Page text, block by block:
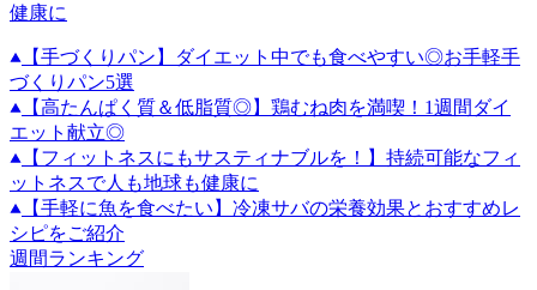
健康に
【手づくりパン】ダイエット中でも食べやすい◎お手軽手
づくりパン5選
【高たんぱく質＆低脂質◎】鶏むね肉を満喫！1週間ダイ
エット献立◎
【フィットネスにもサスティナブルを！】持続可能なフィ
ットネスで人も地球も健康に
【手軽に魚を食べたい】冷凍サバの栄養効果とおすすめレ
シピをご紹介
週間ランキング